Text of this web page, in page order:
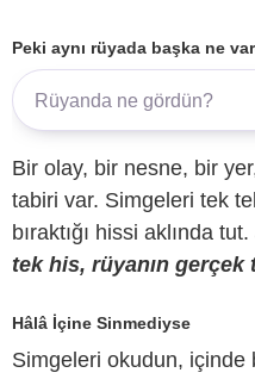
Peki aynı rüyada başka ne
Bir olay, bir nesne, bir
tabiri var. Simgeleri tek
bıraktığı hissi aklında tut.
tek his, rüyanın gerçek
Hâlâ İçine Sinmediyse
Simgeleri okudun, içinde